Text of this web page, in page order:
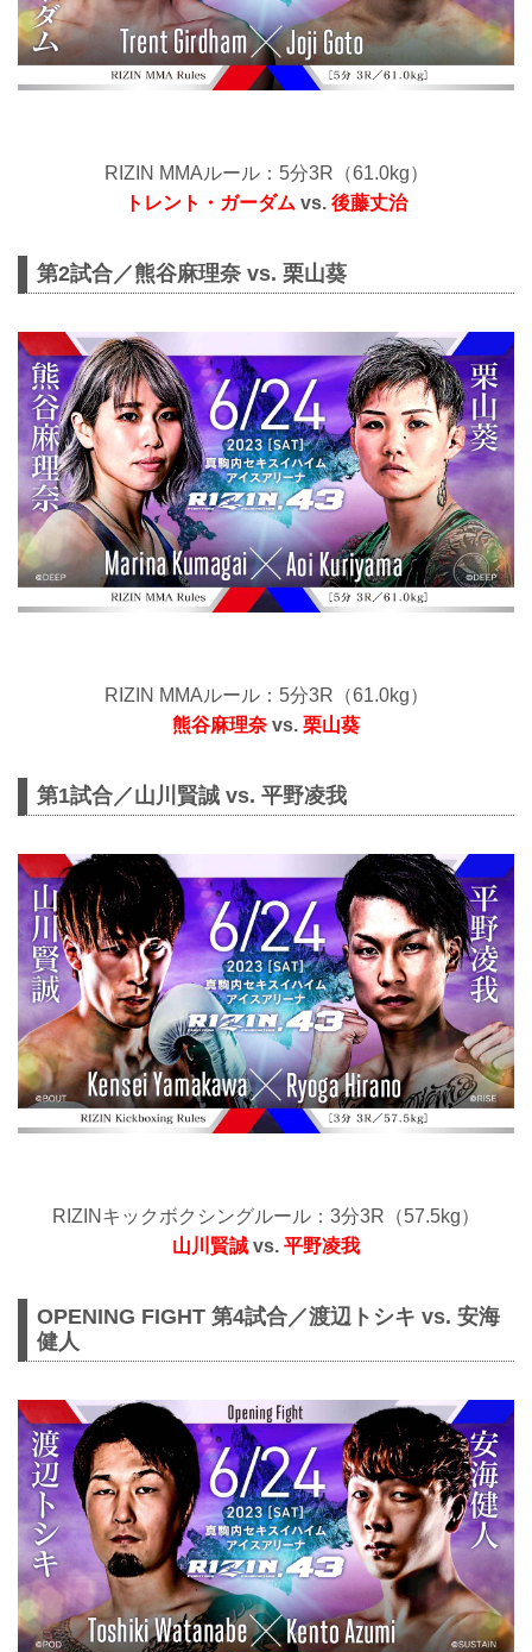
RIZIN MMAルール：5分3R（61.0kg）
トレント・ガーダム vs. 後藤丈治
第2試合／熊谷麻理奈 vs. 栗山葵
RIZIN MMAルール：5分3R（61.0kg）
熊谷麻理奈 vs. 栗山葵
第1試合／山川賢誠 vs. 平野凌我
RIZINキックボクシングルール：3分3R（57.5kg）
山川賢誠 vs. 平野凌我
OPENING FIGHT 第4試合／渡辺トシキ vs. 安海
健人